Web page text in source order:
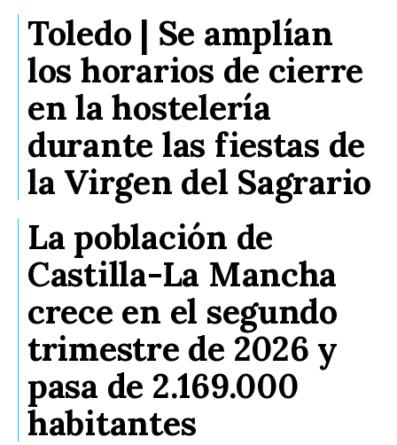
Toledo | Se amplían
los horarios de cierre
en la hostelería
durante las fiestas de
la Virgen del Sagrario
La población de
Castilla-La Mancha
crece en el segundo
trimestre de 2026 y
pasa de 2.169.000
habitantes